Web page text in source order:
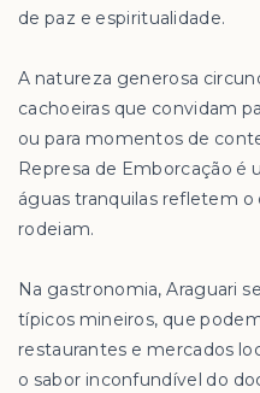
de paz e espiritualidade.
A natureza generosa
cachoeiras que convidam
ou para momentos de
Represa de Emborcação é
águas tranquilas refletem o
rodeiam.
Na gastronomia, Araguari
típicos mineiros, que
restaurantes e mercados
o sabor inconfundível do